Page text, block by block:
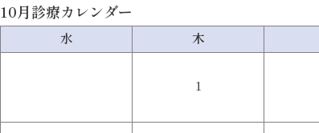
10月診療カレンダー
水 木
1